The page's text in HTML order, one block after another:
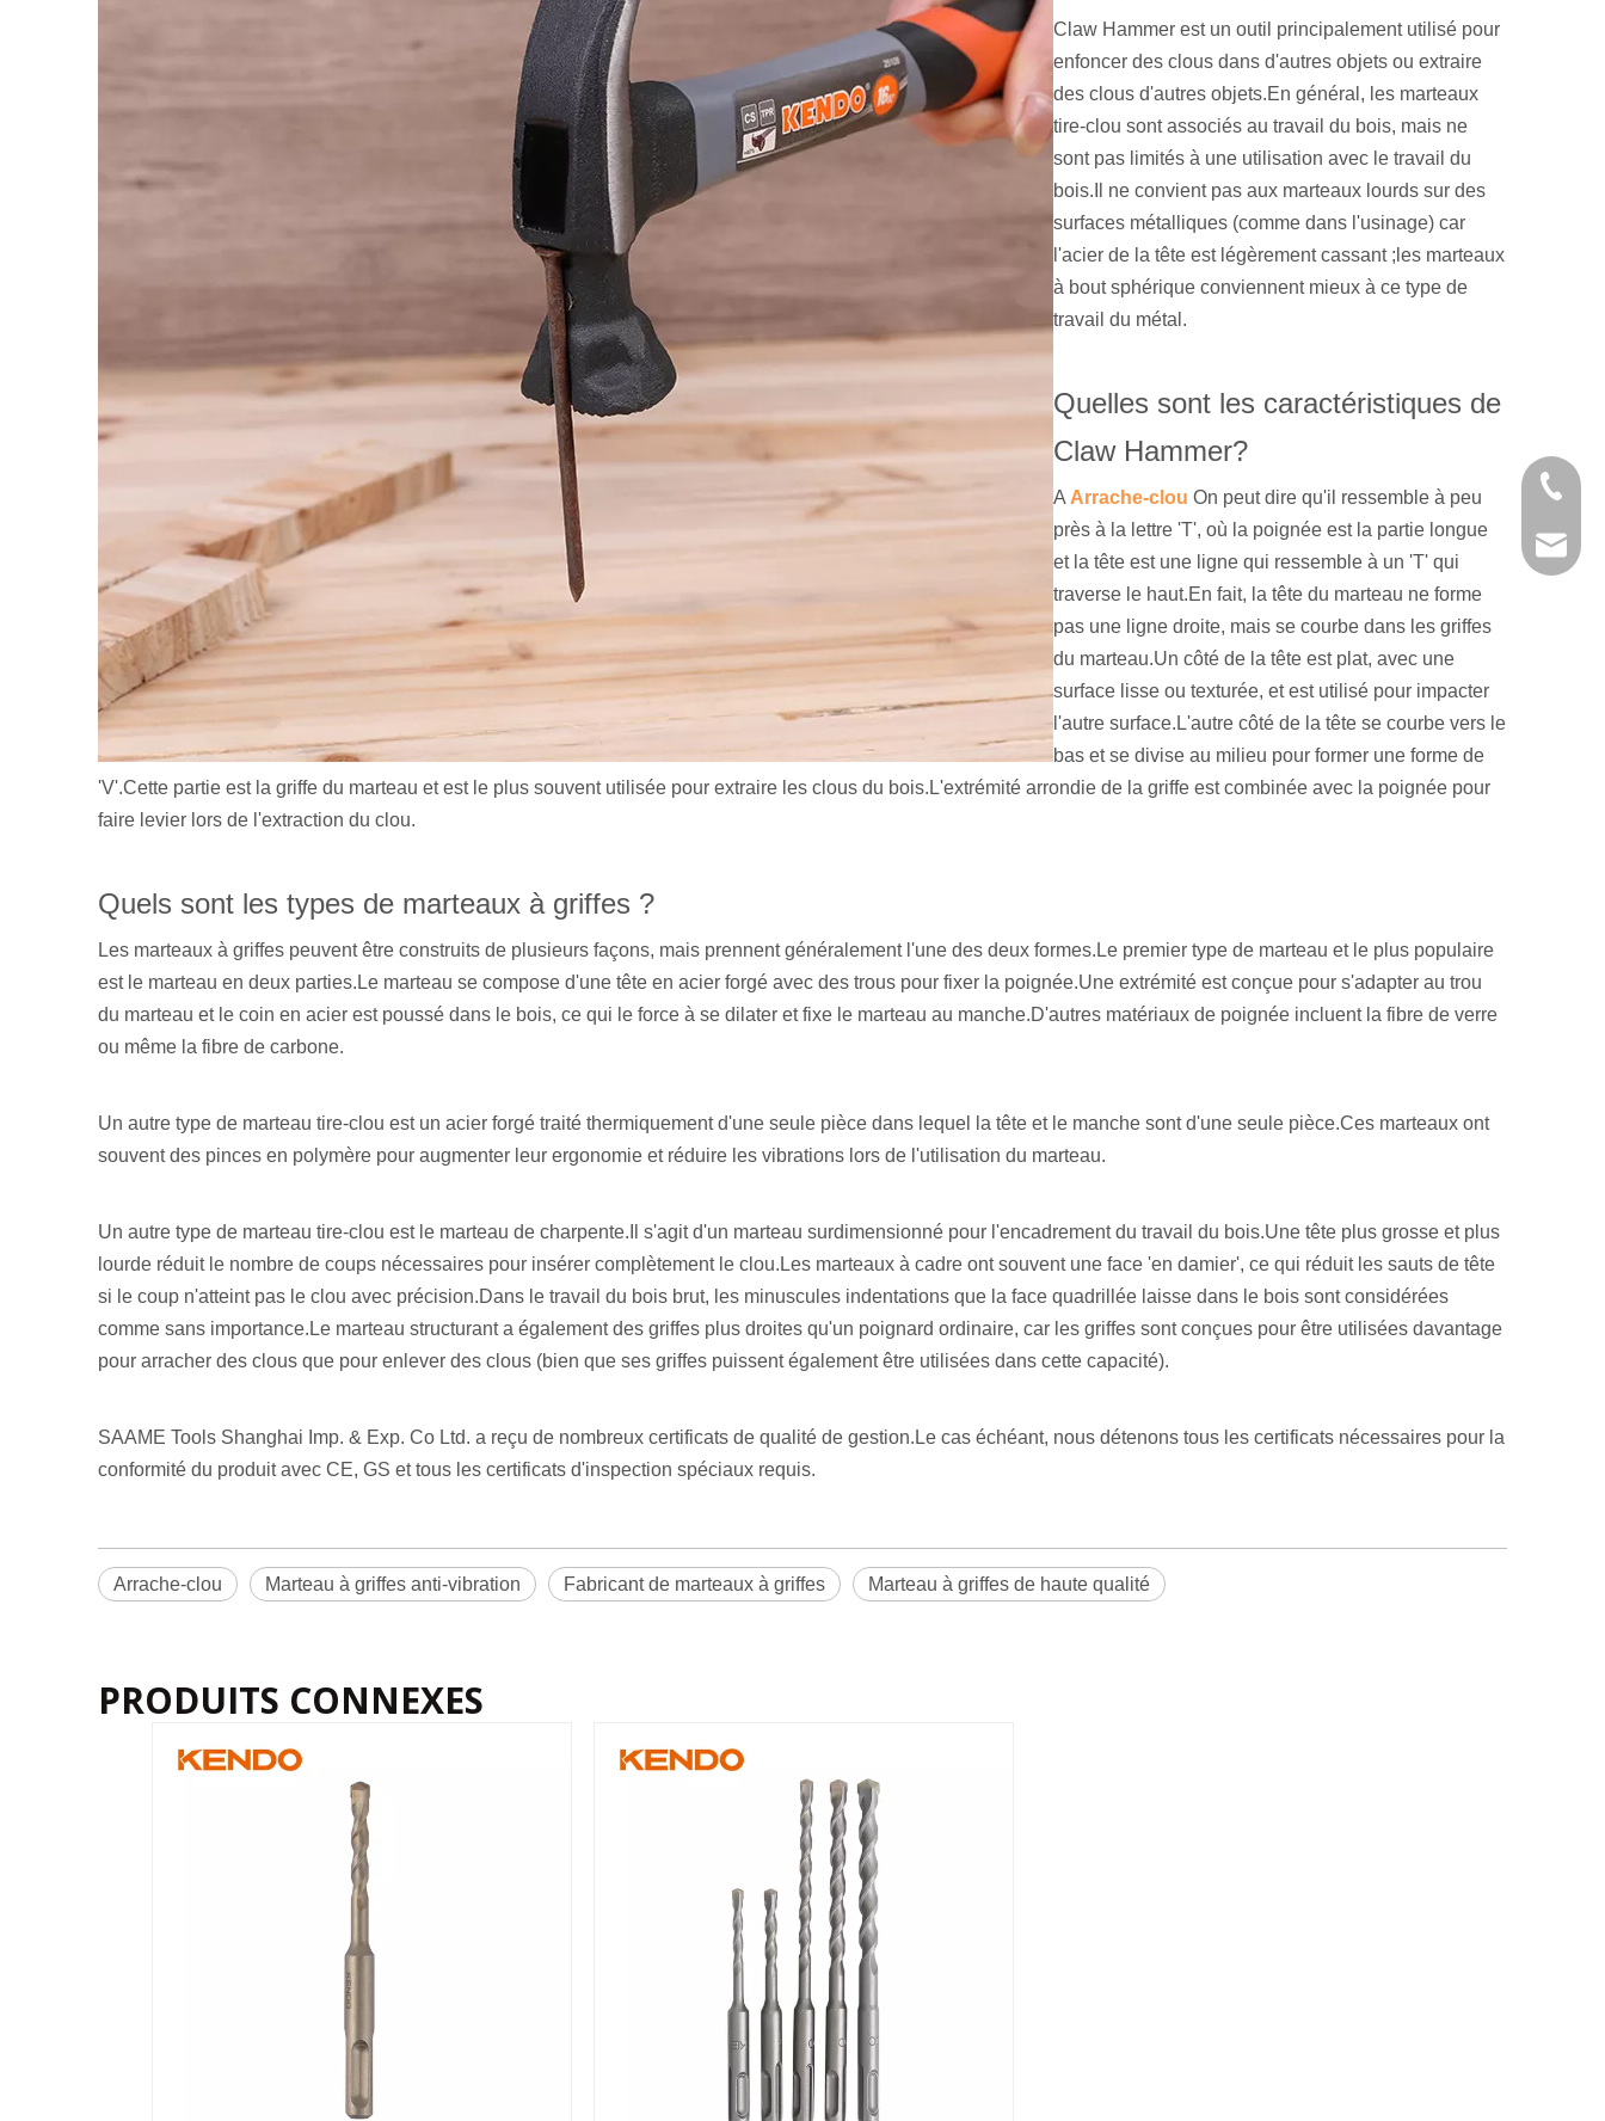
Claw Hammer est un outil principalement utilisé pour
enfoncer des clous dans d'autres objets ou extraire
des clous d'autres objets.En général, les marteaux
tire-clou sont associés au travail du bois, mais ne
sont pas limités à une utilisation avec le travail du
bois.Il ne convient pas aux marteaux lourds sur des
surfaces métalliques (comme dans l'usinage) car
l'acier de la tête est légèrement cassant ;les marteaux
à bout sphérique conviennent mieux à ce type de
travail du métal.
Quelles sont les caractéristiques de
Claw Hammer?
A Arrache-clou On peut dire qu'il ressemble à peu
près à la lettre 'T', où la poignée est la partie longue
et la tête est une ligne qui ressemble à un 'T' qui
traverse le haut.En fait, la tête du marteau ne forme
pas une ligne droite, mais se courbe dans les griffes
du marteau.Un côté de la tête est plat, avec une
surface lisse ou texturée, et est utilisé pour impacter
l'autre surface.L'autre côté de la tête se courbe vers le
bas et se divise au milieu pour former une forme de
'V'.Cette partie est la griffe du marteau et est le plus souvent utilisée pour extraire les clous du bois.L'extrémité arrondie de la griffe est combinée avec la poignée pour
faire levier lors de l'extraction du clou.
Quels sont les types de marteaux à griffes ?
Les marteaux à griffes peuvent être construits de plusieurs façons, mais prennent généralement l'une des deux formes.Le premier type de marteau et le plus populaire
est le marteau en deux parties.Le marteau se compose d'une tête en acier forgé avec des trous pour fixer la poignée.Une extrémité est conçue pour s'adapter au trou
du marteau et le coin en acier est poussé dans le bois, ce qui le force à se dilater et fixe le marteau au manche.D'autres matériaux de poignée incluent la fibre de verre
ou même la fibre de carbone.
Un autre type de marteau tire-clou est un acier forgé traité thermiquement d'une seule pièce dans lequel la tête et le manche sont d'une seule pièce.Ces marteaux ont
souvent des pinces en polymère pour augmenter leur ergonomie et réduire les vibrations lors de l'utilisation du marteau.
Un autre type de marteau tire-clou est le marteau de charpente.Il s'agit d'un marteau surdimensionné pour l'encadrement du travail du bois.Une tête plus grosse et plus
lourde réduit le nombre de coups nécessaires pour insérer complètement le clou.Les marteaux à cadre ont souvent une face 'en damier', ce qui réduit les sauts de tête
si le coup n'atteint pas le clou avec précision.Dans le travail du bois brut, les minuscules indentations que la face quadrillée laisse dans le bois sont considérées
comme sans importance.Le marteau structurant a également des griffes plus droites qu'un poignard ordinaire, car les griffes sont conçues pour être utilisées davantage
pour arracher des clous que pour enlever des clous (bien que ses griffes puissent également être utilisées dans cette capacité).
SAAME Tools Shanghai Imp. & Exp. Co Ltd. a reçu de nombreux certificats de qualité de gestion.Le cas échéant, nous détenons tous les certificats nécessaires pour la
conformité du produit avec CE, GS et tous les certificats d'inspection spéciaux requis.
Arrache-clou Marteau à griffes anti-vibration Fabricant de marteaux à griffes Marteau à griffes de haute qualité
PRODUITS CONNEXES
+86 21